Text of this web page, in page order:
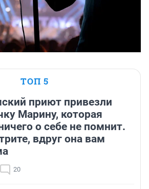
ТОП 5
приют привезли
Марину, которая
о себе не помнит.
вдруг она вам
20